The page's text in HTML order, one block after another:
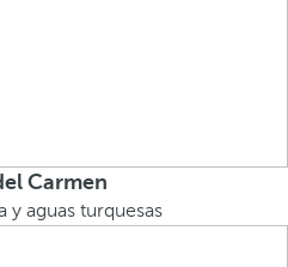
Carmen
y aguas turquesas